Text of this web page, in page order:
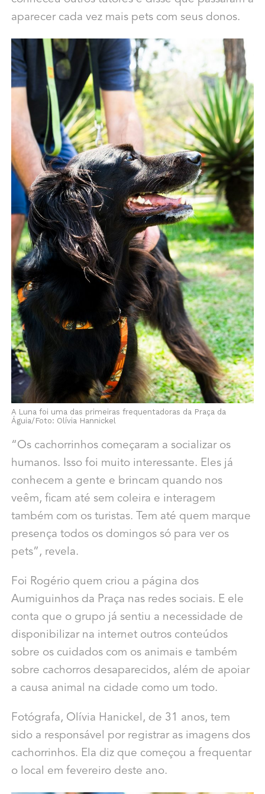
aparecer cada vez mais pets com seus donos.
A Luna foi uma das primeiras frequentadoras da Praça da
Águia/Foto: Olívia Hannickel
“Os cachorrinhos começaram a socializar os
humanos. Isso foi muito interessante. Eles já
conhecem a gente e brincam quando nos
veêm, ficam até sem coleira e interagem
também com os turistas. Tem até quem marque
presença todos os domingos só para ver os
pets”, revela.
Foi Rogério quem criou a página dos
Aumiguinhos da Praça nas redes sociais. E ele
conta que o grupo já sentiu a necessidade de
disponibilizar na internet outros conteúdos
sobre os cuidados com os animais e também
sobre cachorros desaparecidos, além de apoiar
a causa animal na cidade como um todo.
Fotógrafa, Olívia Hanickel, de 31 anos, tem
sido a responsável por registrar as imagens dos
cachorrinhos. Ela diz que começou a frequentar
o local em fevereiro deste ano.